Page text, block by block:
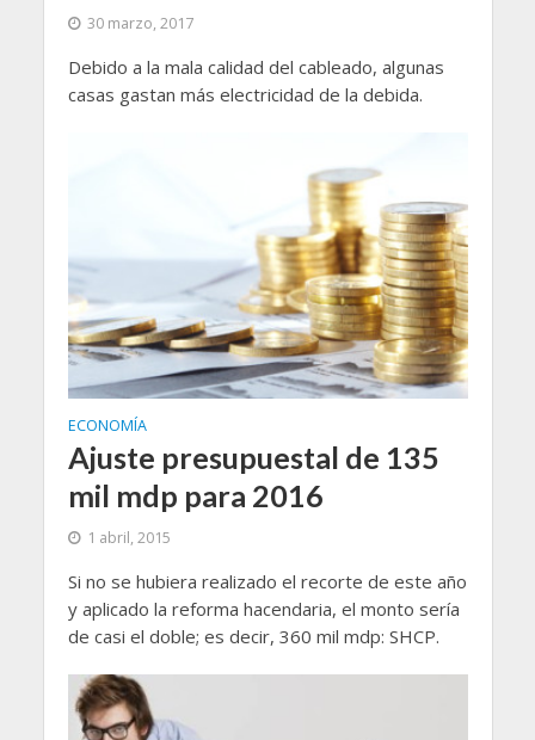
30 marzo, 2017
Debido a la mala calidad del cableado, algunas
casas gastan más electricidad de la debida.
ECONOMÍA
Ajuste presupuestal de 135
mil mdp para 2016
1 abril, 2015
Si no se hubiera realizado el recorte de este año
y aplicado la reforma hacendaria, el monto sería
de casi el doble; es decir, 360 mil mdp: SHCP.